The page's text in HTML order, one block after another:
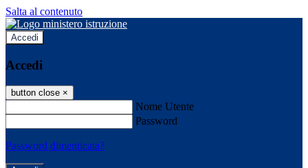
Salta al contenuto
Accedi
Accedi
button close ×
Nome Utente
Password
Password dimenticata?